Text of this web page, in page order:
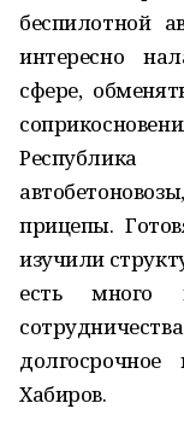
беспилотной
интересно
сфере,
прицепы.
изучили
есть много
Хабиров.